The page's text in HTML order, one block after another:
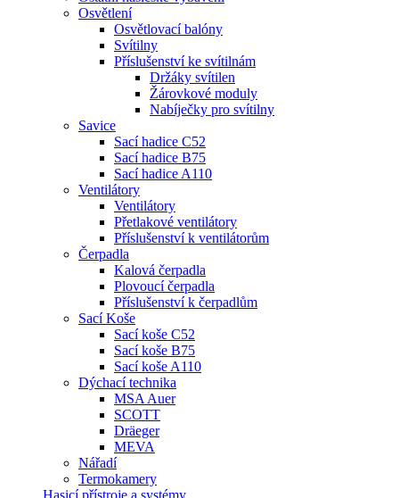
Osvětlení
Osvětlovací balóny
Svítilny
Příslušenství ke svítilnám
Držáky svítilen
Žárovkové moduly
Nabíječky pro svítilny
Savice
Sací hadice C52
Sací hadice B75
Sací hadice A110
Ventilátory
Ventilátory
Přetlakové ventilátory
Příslušenství k ventilátorům
Čerpadla
Kalová čerpadla
Plovoucí čerpadla
Příslušenství k čerpadlům
Sací Koše
Sací koše C52
Sací koše B75
Sací koše A110
Dýchací technika
MSA Auer
SCOTT
Dräeger
MEVA
Nářadí
Termokamery
Hasicí přístroje a systémy